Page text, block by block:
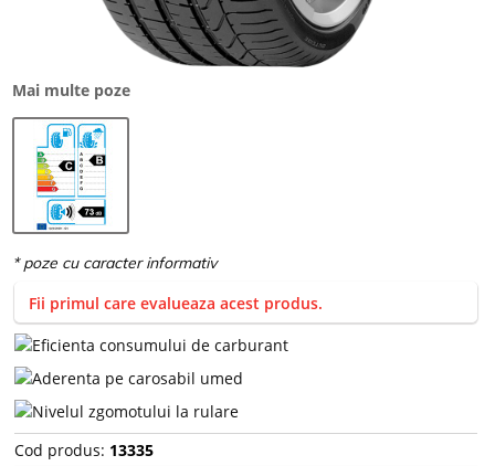
Mai multe poze
Fii primul care evalueaza acest produs.
Cod produs: 13335